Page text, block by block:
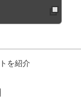
を紹介